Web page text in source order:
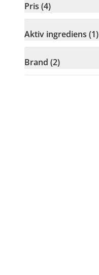
Pris (4)
Aktiv ingrediens (1)
Brand (2)